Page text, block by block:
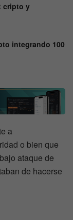
cripto y
integrando 100
a
o bien que
ataque de
de hacerse